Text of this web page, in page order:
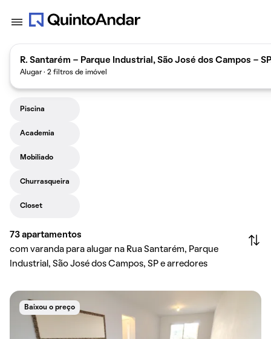
R. Santarém - Parque Industrial, São José dos Campos -
Alugar · 2 filtros de imóvel
Piscina
Academia
Mobiliado
Churrasqueira
Closet
73 apartamentos
com varanda para alugar na Rua Santarém, Parque
Industrial, São José dos Campos, SP e arredores
Baixou o preço